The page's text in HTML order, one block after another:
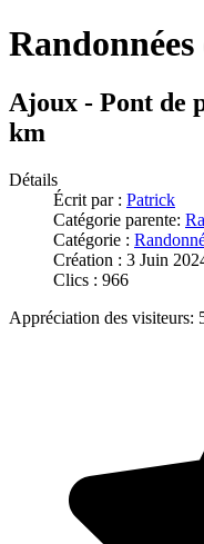
Randonnées
Ajoux - Pont de
km
Détails
Écrit par : Patrick
Catégorie parente:
Catégorie :
Création : 3 Juin
Clics : 966
Appréciation des visiteurs: